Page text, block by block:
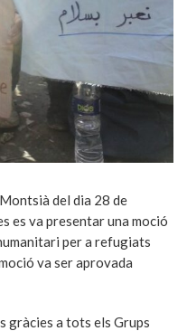
del dia 28 de
es va presentar una moció
per a refugiats
va ser aprovada
gràcies a tots els Grups